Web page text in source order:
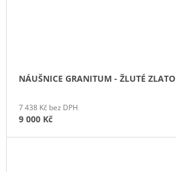
NÁUŠNICE GRANITUM - ŽLUTÉ ZLATO
7 438 Kč bez DPH
9 000 Kč